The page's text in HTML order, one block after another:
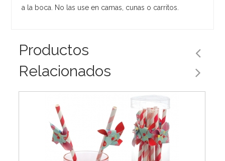
a la boca. No las use en camas, cunas o carritos.
Productos
Relacionados